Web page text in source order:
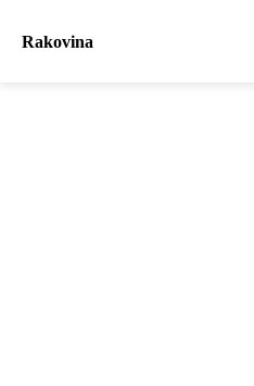
Rakovina